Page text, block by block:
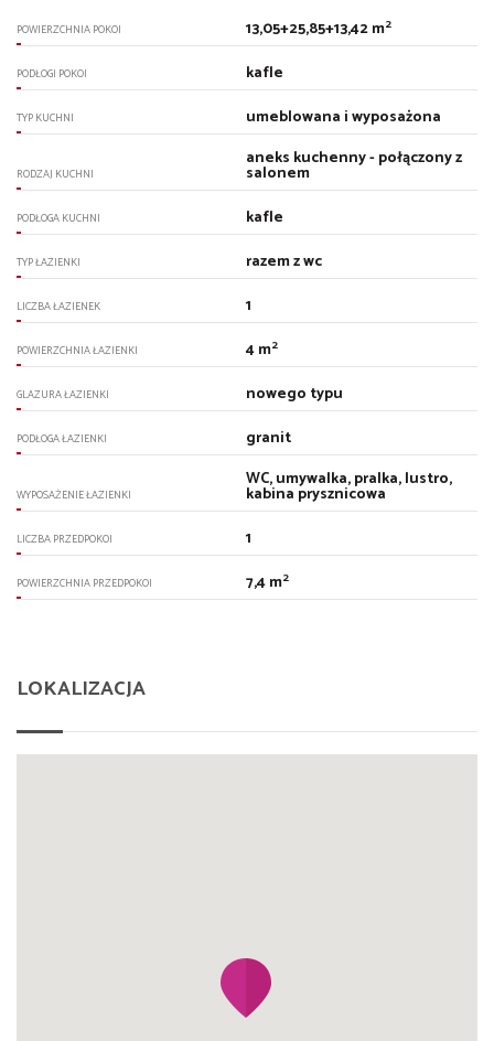
POWIERZCHNIA POKOI 13,05+25,85+13,42 m2
PODŁOGI POKOI kafle
TYP KUCHNI umeblowana i wyposażona
RODZAJ KUCHNI
aneks kuchenny - połączony z
salonem
PODŁOGA KUCHNI kafle
TYP ŁAZIENKI razem z wc
LICZBA ŁAZIENEK 1
POWIERZCHNIA ŁAZIENKI 4 m2
GLAZURA ŁAZIENKI nowego typu
PODŁOGA ŁAZIENKI granit
WYPOSAŻENIE ŁAZIENKI
WC, umywalka, pralka, lustro,
kabina prysznicowa
LICZBA PRZEDPOKOI 1
POWIERZCHNIA PRZEDPOKOI 7,4 m2
LOKALIZACJA